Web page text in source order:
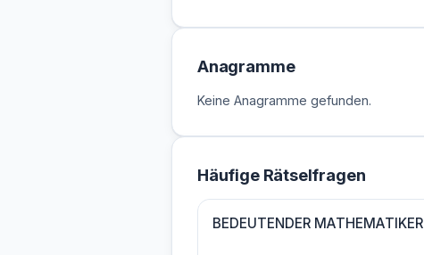
Anagramme
Keine Anagramme gefunden.
Häufige Rätselfragen
BEDEUTENDER MATHEMATIKER